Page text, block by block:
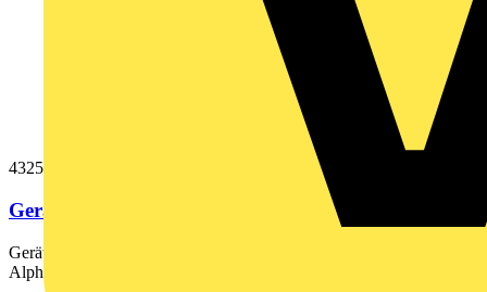
4325041
Gerätetester
Gerätetester nach DIN VDE 0701/0702, Automatik Prüfmodus,
Alphanumerische Tastatur für schnelle Eingabe, interner...